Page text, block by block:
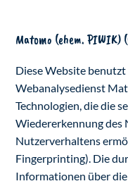
Matomo (ehem. PIWIK)
Diese Website benutzt
Webanalysedienst
Technologien, die die
Wiedererkennung des
Nutzerverhaltens
Fingerprinting). Die
Informationen über